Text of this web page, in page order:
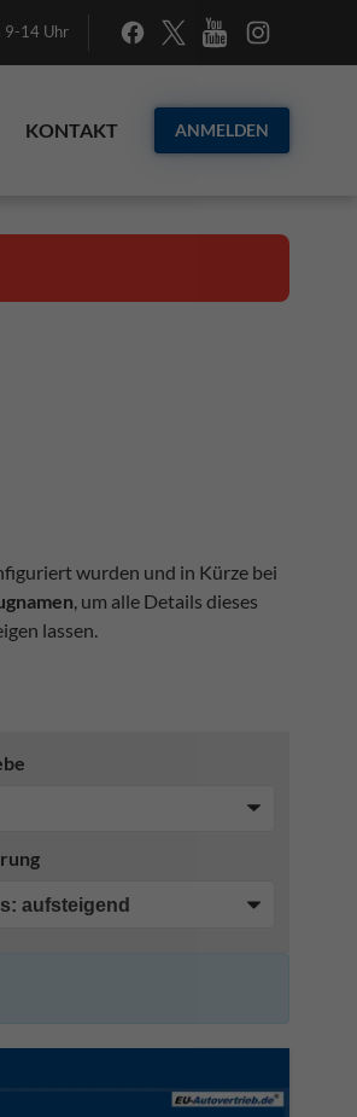
9-14 Uhr
KONTAKT ANMELDEN
wurden und in Kürze bei
, um alle Details dieses
lassen.